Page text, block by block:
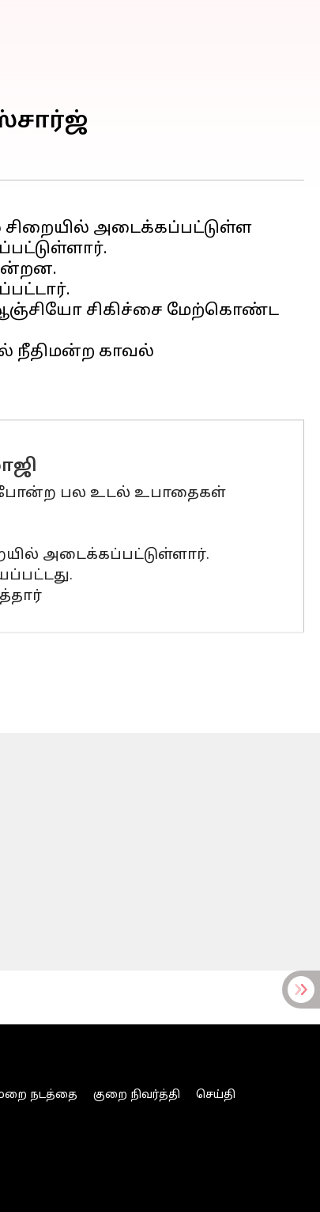
சிறையில் அடைக்கப்பட்டுள்ள
சிகிச்சை மேற்கொண்ட
நீதிமன்ற காவல்
போன்ற பல உடல் உபாதைகள்
அடைக்கப்பட்டுள்ளார்.
நடத்தை குறை நிவர்த்தி
செய்தி